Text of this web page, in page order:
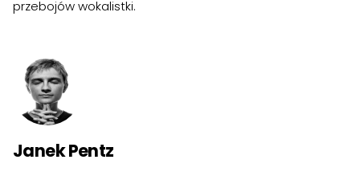
przebojów wokalistki.
Janek Pentz